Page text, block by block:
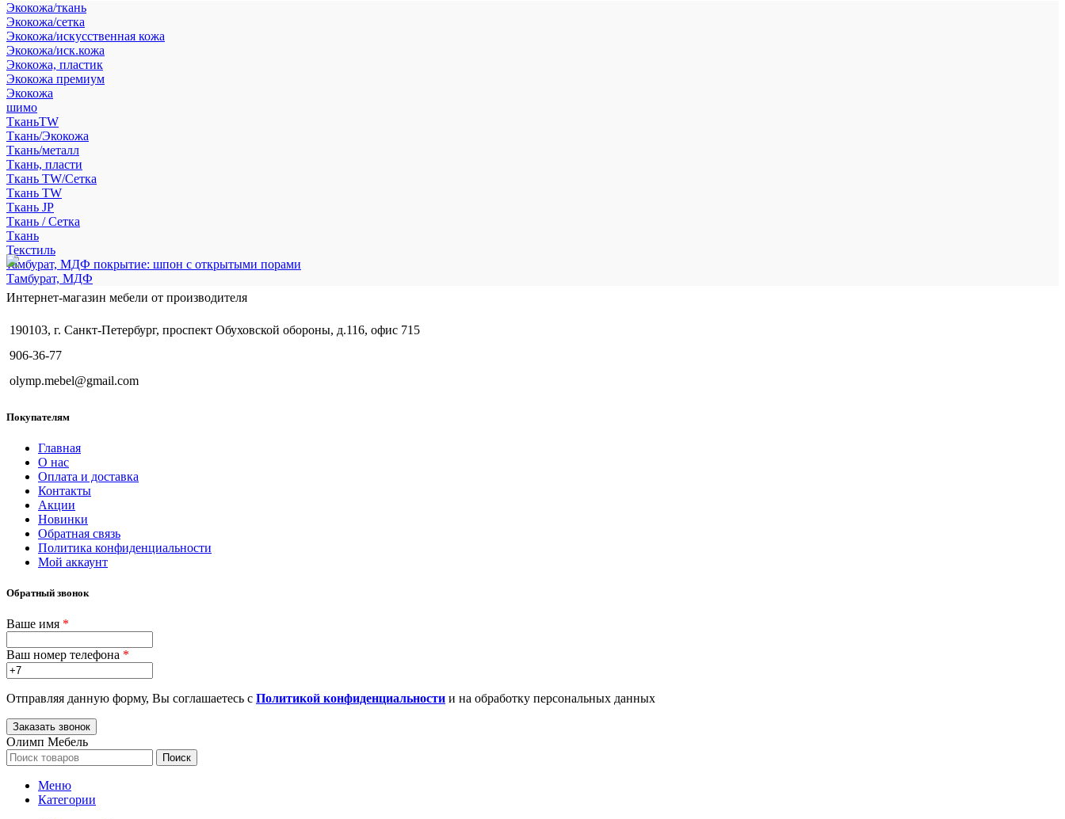
Экокожа/ткань
Экокожа/сетка
Экокожа/искусственная кожа
Экокожа/иск.кожа
Экокожа, пластик
Экокожа премиум
Экокожа
шимо
ТканьTW
Ткань/Экокожа
Ткань/металл
Ткань, пласти
Ткань TW/Сетка
Ткань TW
Ткань JP
Ткань / Сетка
Ткань
Текстиль
тамбурат, МДФ покрытие: шпон с открытыми порами
Тамбурат, МДФ
Интернет-магазин мебели от производителя
190103, г. Санкт-Петербург, проспект Обуховской обороны, д.116, офис 715
906-36-77
olymp.mebel@gmail.com
Покупателям
Главная
О нас
Оплата и доставка
Контакты
Акции
Новинки
Обратная связь
Политика конфиденциальности
Мой аккаунт
Обратный звонок
Ваше имя *
Ваш номер телефона *
Отправляя данную форму, Вы соглашаетесь с Политикой конфиденциальности и на обработку персональных данных
Олимп Мебель
Поиск
Меню
Категории